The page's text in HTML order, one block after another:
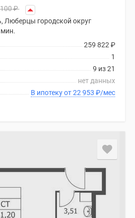
₽
Люберцы городской округ
259 822 ₽
1
9 из 21
нет данных
В ипотеку от 22 953 ₽/мес